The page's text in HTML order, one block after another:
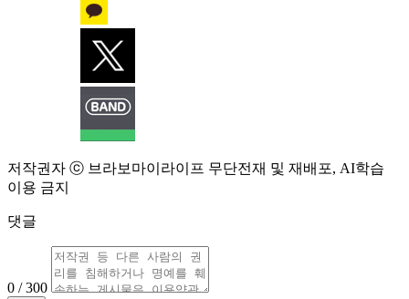
저작권자 ⓒ 브라보마이라이프 무단전재 및 재배포, AI학습
이용 금지
댓글
0 / 300